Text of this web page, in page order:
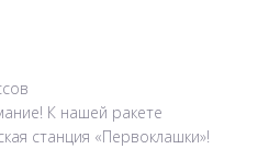
К нашей ракете
станция «Первоклашки»!